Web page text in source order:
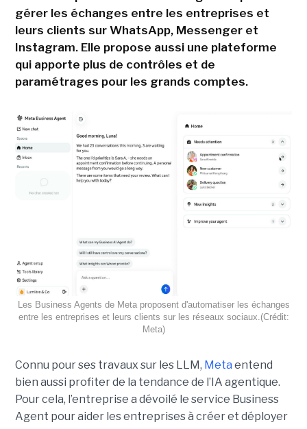
gérer les échanges entre les entreprises et
leurs clients sur WhatsApp, Messenger et
Instagram. Elle propose aussi une plateforme
qui apporte plus de contrôles et de
paramétrages pour les grands comptes.
Les Business Agents de Meta proposent d'automatiser les échanges
entre les entreprises et leurs clients sur les réseaux sociaux.(Crédit:
Meta)
Connu pour ses travaux sur les LLM, Meta entend
bien aussi profiter de la tendance de l’IA agentique.
Pour cela, l’entreprise a dévoilé le service Business
Agent pour aider les entreprises à créer et déployer